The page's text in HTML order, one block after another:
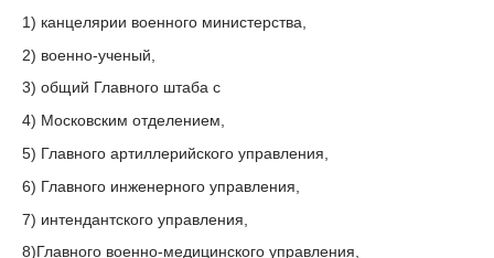
1) канцелярии военного министерства,
2) военно-ученый,
3) общий Главного штаба с
4) Московским отделением,
5) Главного артиллерийского управления,
6) Главного инженерного управления,
7) интендантского управления,
8)Главного военно-медицинского управления,